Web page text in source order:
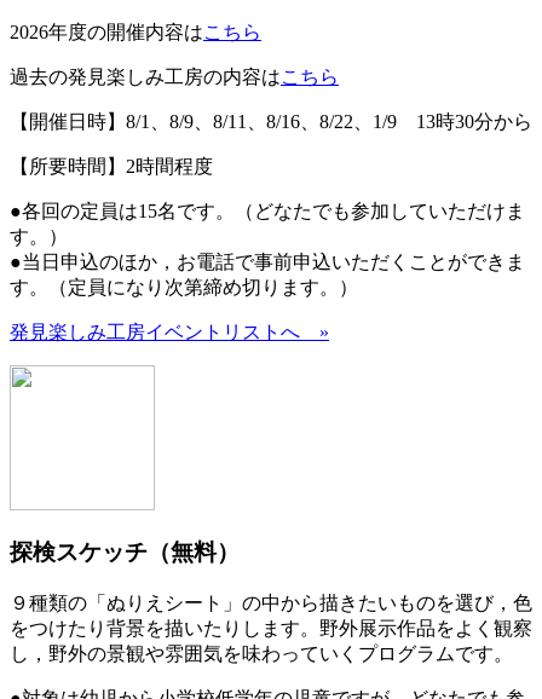
2026年度の開催内容はこちら
過去の発見楽しみ工房の内容はこちら
【開催日時】8/1、8/9、8/11、8/16、8/22、1/9 13時30分から
【所要時間】2時間程度
●各回の定員は15名です。（どなたでも参加していただけま
す。）
●当日申込のほか，お電話で事前申込いただくことができま
す。（定員になり次第締め切ります。）
発見楽しみ工房イベントリストへ »
探検スケッチ（無料）
９種類の「ぬりえシート」の中から描きたいものを選び，色
をつけたり背景を描いたりします。野外展示作品をよく観察
し，野外の景観や雰囲気を味わっていくプログラムです。